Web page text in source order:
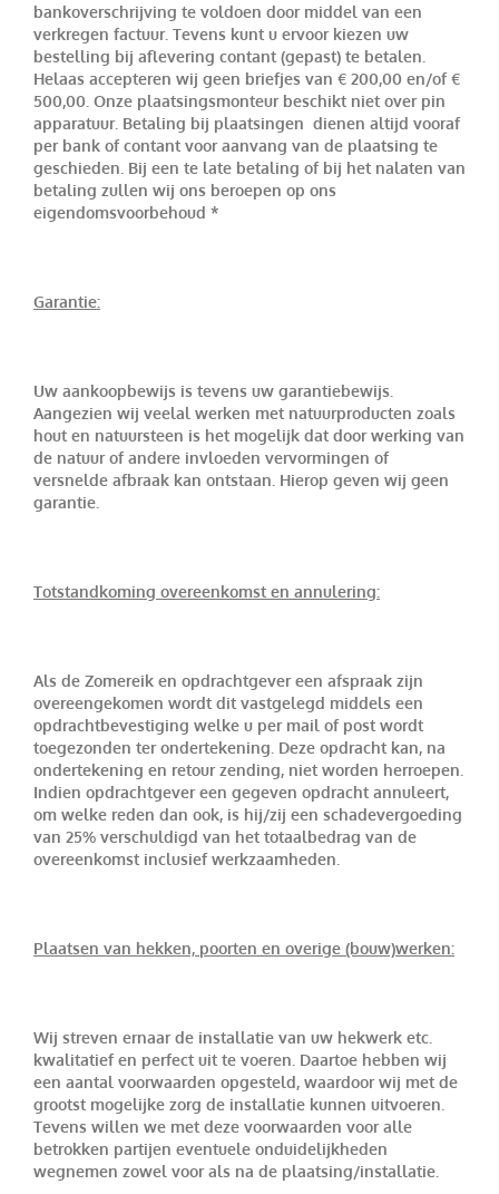
bankoverschrijving te voldoen door middel van een
verkregen factuur. Tevens kunt u ervoor kiezen uw
bestelling bij aflevering contant (gepast) te betalen.
Helaas accepteren wij geen briefjes van € 200,00 en/of €
500,00. Onze plaatsingsmonteur beschikt niet over pin
apparatuur. Betaling bij plaatsingen dienen altijd vooraf
per bank of contant voor aanvang van de plaatsing te
geschieden. Bij een te late betaling of bij het nalaten van
betaling zullen wij ons beroepen op ons
eigendomsvoorbehoud *
Garantie:
Uw aankoopbewijs is tevens uw garantiebewijs.
Aangezien wij veelal werken met natuurproducten zoals
hout en natuursteen is het mogelijk dat door werking van
de natuur of andere invloeden vervormingen of
versnelde afbraak kan ontstaan. Hierop geven wij geen
garantie.
Totstandkoming overeenkomst en annulering:
Als de Zomereik en opdrachtgever een afspraak zijn
overeengekomen wordt dit vastgelegd middels een
opdrachtbevestiging welke u per mail of post wordt
toegezonden ter ondertekening. Deze opdracht kan, na
ondertekening en retour zending, niet worden herroepen.
Indien opdrachtgever een gegeven opdracht annuleert,
om welke reden dan ook, is hij/zij een schadevergoeding
van 25% verschuldigd van het totaalbedrag van de
overeenkomst inclusief werkzaamheden.
Plaatsen van hekken, poorten en overige (bouw)werken:
Wij streven ernaar de installatie van uw hekwerk etc.
kwalitatief en perfect uit te voeren. Daartoe hebben wij
een aantal voorwaarden opgesteld, waardoor wij met de
grootst mogelijke zorg de installatie kunnen uitvoeren.
Tevens willen we met deze voorwaarden voor alle
betrokken partijen eventuele onduidelijkheden
wegnemen zowel voor als na de plaatsing/installatie.